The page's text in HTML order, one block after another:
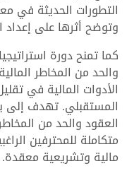
وتوضح أثرها على إعداد
كما تمنح دورة
والحد من المخاطر
الأدوات المالية في
المستقبلي. تهدف إلى
العقود والحد من
متكاملة للمحترفين
مالية وتشريعية معقدة.